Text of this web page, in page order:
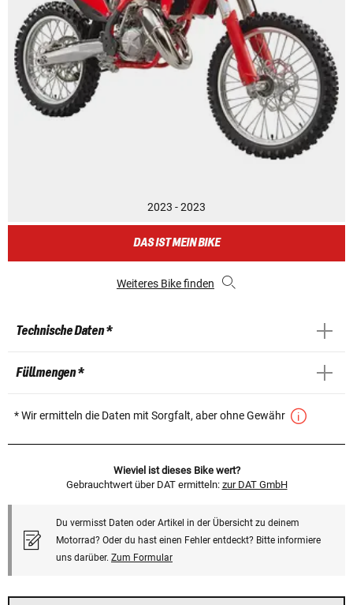
2023 - 2023
DAS IST MEIN BIKE
Weiteres Bike finden
Technische Daten *
Füllmengen *
* Wir ermitteln die Daten mit Sorgfalt, aber ohne Gewähr
Wieviel ist dieses Bike wert?
Gebrauchtwert über DAT ermitteln: zur DAT GmbH
Du vermisst Daten oder Artikel in der Übersicht zu deinem
Motorrad? Oder du hast einen Fehler entdeckt? Bitte informiere
uns darüber. Zum Formular